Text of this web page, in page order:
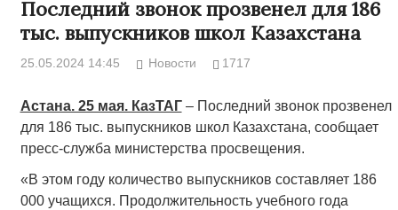
Последний звонок прозвенел для 186
тыс. выпускников школ Казахстана
25.05.2024 14:45 Новости 1717
Астана. 25 мая. КазТАГ– Последний звонок прозвенел
для 186 тыс. выпускников школ Казахстана, сообщает
пресс-служба министерства просвещения.
«В этом году количество выпускников составляет 186
000 учащихся. Продолжительность учебного года